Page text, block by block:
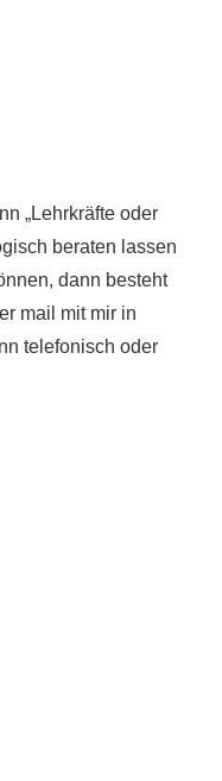
„Lehrkräfte oder
beraten lassen
dann besteht
mail mit mir in
telefonisch oder